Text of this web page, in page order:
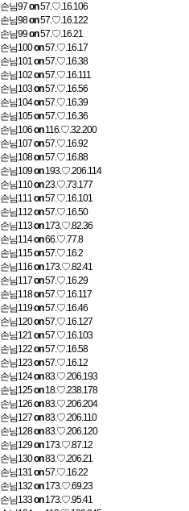
손님97on57.♡.16.106
손님98on57.♡.16.122
손님99on57.♡.16.21
손님100on57.♡.16.17
손님101on57.♡.16.38
손님102on57.♡.16.111
손님103on57.♡.16.56
손님104on57.♡.16.39
손님105on57.♡.16.36
손님106on 116.♡.32.200
손님107on57.♡.16.92
손님108on57.♡.16.88
손님109on 193.♡.206.114
손님110on23.♡.73.177
손님111on57.♡.16.101
손님112on57.♡.16.50
손님113on 173.♡.82.36
손님114on66.♡.77.8
손님115on57.♡.16.2
손님116on 173.♡.82.41
손님117on57.♡.16.29
손님118on57.♡.16.117
손님119on57.♡.16.46
손님120on57.♡.16.127
손님121on57.♡.16.103
손님122on57.♡.16.58
손님123on57.♡.16.12
손님124on83.♡.206.193
손님125on 18.♡.238.178
손님126on83.♡.206.204
손님127on83.♡.206.110
손님128on83.♡.206.120
손님129on 173.♡.87.12
손님130on83.♡.206.21
손님131on57.♡.16.22
손님132on 173.♡.69.23
손님133on 173.♡.95.41